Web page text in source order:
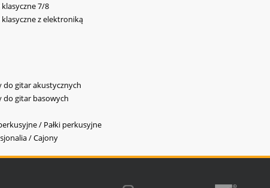
7/8
z elektroniką
gitar akustycznych
gitar basowych
/ Pałki perkusyjne
/ Cajony